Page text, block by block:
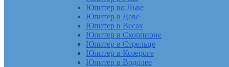
Юпитер во Льве
Юпитер в Деве
Юпитер в Весах
Юпитер в Скорпионе
Юпитер в Стрельце
Юпитер в Козероге
Юпитер в Водолее